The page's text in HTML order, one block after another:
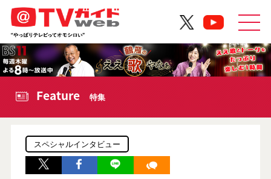
Feature 特集
スペシャルインタビュー